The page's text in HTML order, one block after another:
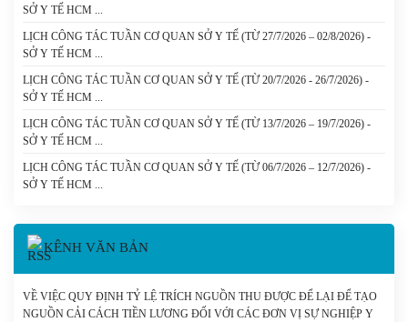
SỞ Y TẾ HCM
LỊCH CÔNG TÁC TUẦN CƠ QUAN SỞ Y TẾ (TỪ 27/7/2026 – 02/8/2026) -
SỞ Y TẾ HCM
LỊCH CÔNG TÁC TUẦN CƠ QUAN SỞ Y TẾ (TỪ 20/7/2026 - 26/7/2026) -
SỞ Y TẾ HCM
LỊCH CÔNG TÁC TUẦN CƠ QUAN SỞ Y TẾ (TỪ 13/7/2026 – 19/7/2026) -
SỞ Y TẾ HCM
LỊCH CÔNG TÁC TUẦN CƠ QUAN SỞ Y TẾ (TỪ 06/7/2026 – 12/7/2026) -
SỞ Y TẾ HCM
KÊNH VĂN BẢN
VỀ VIỆC QUY ĐỊNH TỶ LỆ TRÍCH NGUỒN THU ĐƯỢC ĐỂ LẠI ĐỂ TẠO
NGUỒN CẢI CÁCH TIỀN LƯƠNG ĐỐI VỚI CÁC ĐƠN VỊ SỰ NGHIỆP Y